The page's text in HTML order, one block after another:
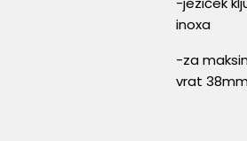
inoxa
-za
vrat 38mm